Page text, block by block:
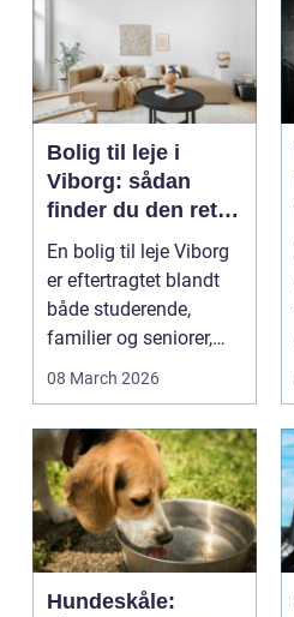
Bolig til leje i
Viborg: sådan
finder du den rette
lejlighed
En bolig til leje Viborg
er eftertragtet blandt
både studerende,
familier og seniorer,
fordi b...
08 March 2026
Hundeskåle: